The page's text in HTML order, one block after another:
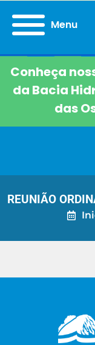
Menu
Conheça
da Bacia
das
REUNIÃO